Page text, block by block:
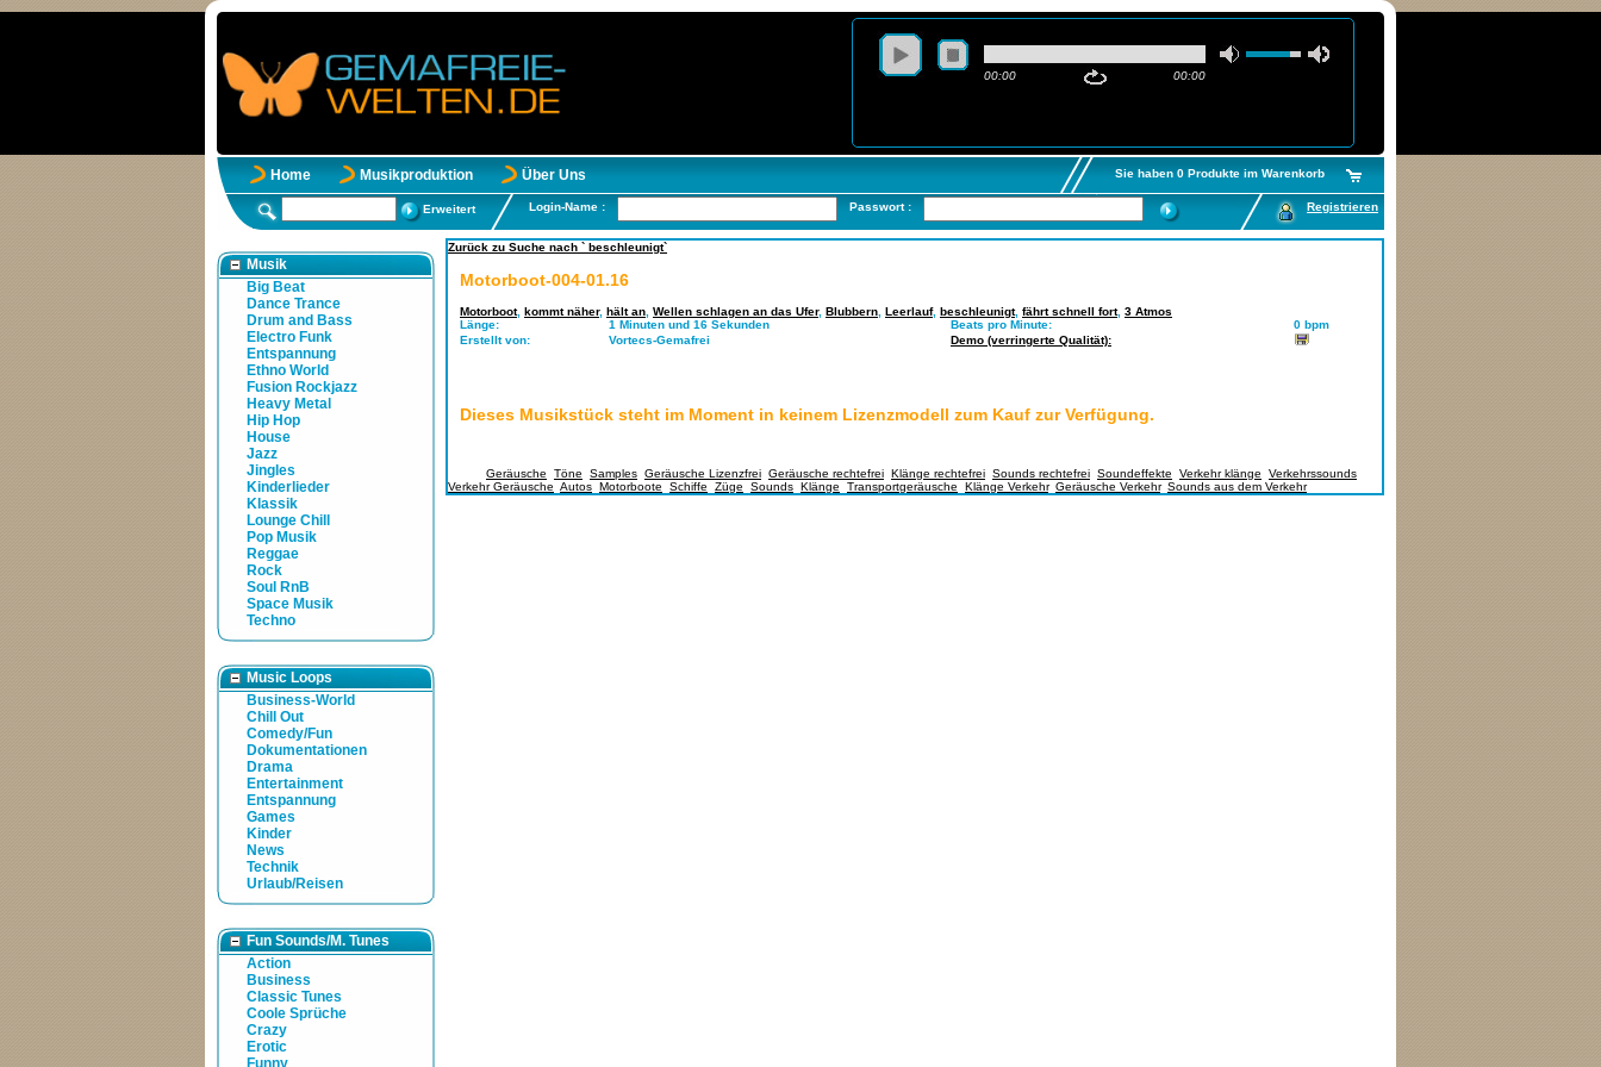
00:00 00:00
Home Musikproduktion Über Uns Sie haben 0 Produkte im Warenkorb
Erweitert Login-Name : Passwort : Registrieren
Musik
Big Beat
Dance Trance
Drum and Bass
Electro Funk
Entspannung
Ethno World
Fusion Rockjazz
Heavy Metal
Hip Hop
House
Jazz
Jingles
Kinderlieder
Klassik
Lounge Chill
Pop Musik
Reggae
Rock
Soul RnB
Space Musik
Techno
Music Loops
Business-World
Chill Out
Comedy/Fun
Dokumentationen
Drama
Entertainment
Entspannung
Games
Kinder
News
Technik
Urlaub/Reisen
Fun Sounds/M. Tunes
Action
Business
Classic Tunes
Coole Sprüche
Crazy
Erotic
Funny
Zurück zu Suche nach ` beschleunigt`
Motorboot-004-01.16
Motorboot, kommt näher, hält an Wellen schlagen an das Ufer, Blubbern Leerlauf, beschleunigt, fährt schnell fort, 3 Atmos
Länge:
1 Minuten und 16 Sekunden Beats pro Minute:
0 bpm
Erstellt von:
Vortecs-Gemafrei Demo (verringerte Qualität):
Dieses Musikstück steht im Moment in keinem Lizenzmodell zum Kauf zur Verfügung.
Geräusche Töne Samples Geräusche Lizenzfrei Geräusche rechtefrei Klänge rechtefrei Sounds rechtefrei Soundeffekte Verkehr klänge Verkehrssounds
Verkehr Geräusche Autos Motorboote Schiffe Züge Sounds Klänge Transportgeräusche Klänge Verkehr, Geräusche Verkehr, Sounds aus dem Verkehr